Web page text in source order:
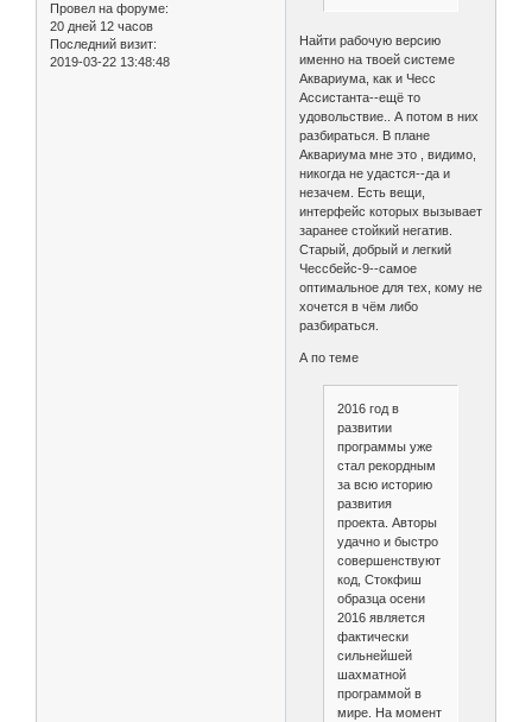
Провел на форуме:
20 дней 12 часов
Последний визит:
2019-03-22 13:48:48
Найти рабочую версию
именно на твоей системе
Аквариума, как и Чесс
Ассистанта--ещё то
удовольствие.. А потом в них
разбираться. В плане
Аквариума мне это , видимо,
никогда не удастся--да и
незачем. Есть вещи,
интерфейс которых вызывает
заранее стойкий негатив.
Старый, добрый и легкий
Чессбейс-9--самое
оптимальное для тех, кому не
хочется в чём либо
разбираться.
А по теме
2016 год в
развитии
программы уже
стал рекордным
за всю историю
развития
проекта. Авторы
удачно и быстро
совершенствуют
код, Стокфиш
образца осени
2016 является
фактически
сильнейшей
шахматной
программой в
мире. На момент